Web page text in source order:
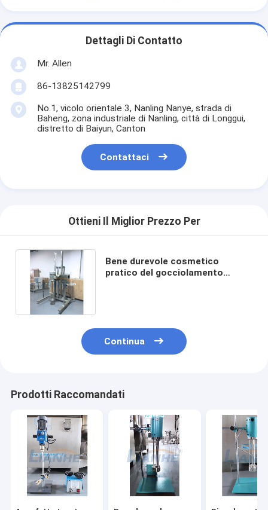
Dettagli Di Contatto
Mr. Allen
86-13825142799
No.1, vicolo orientale 3, Nanling Nanye, strada di
Baheng, zona industriale di Nanling, città di Longgui,
distretto di Baiyun, Canton
Contattaci
Ottieni Il Miglior Prezzo Per
Bene durevole cosmetico
pratico del gocciolamento
Continua
Prodotti Raccomandati